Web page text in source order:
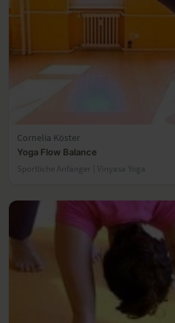
Cornelia Köster
Yoga Flow Balance
Sportliche Anfänger | Vinyasa Yoga